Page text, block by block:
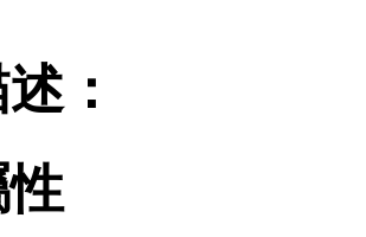
：